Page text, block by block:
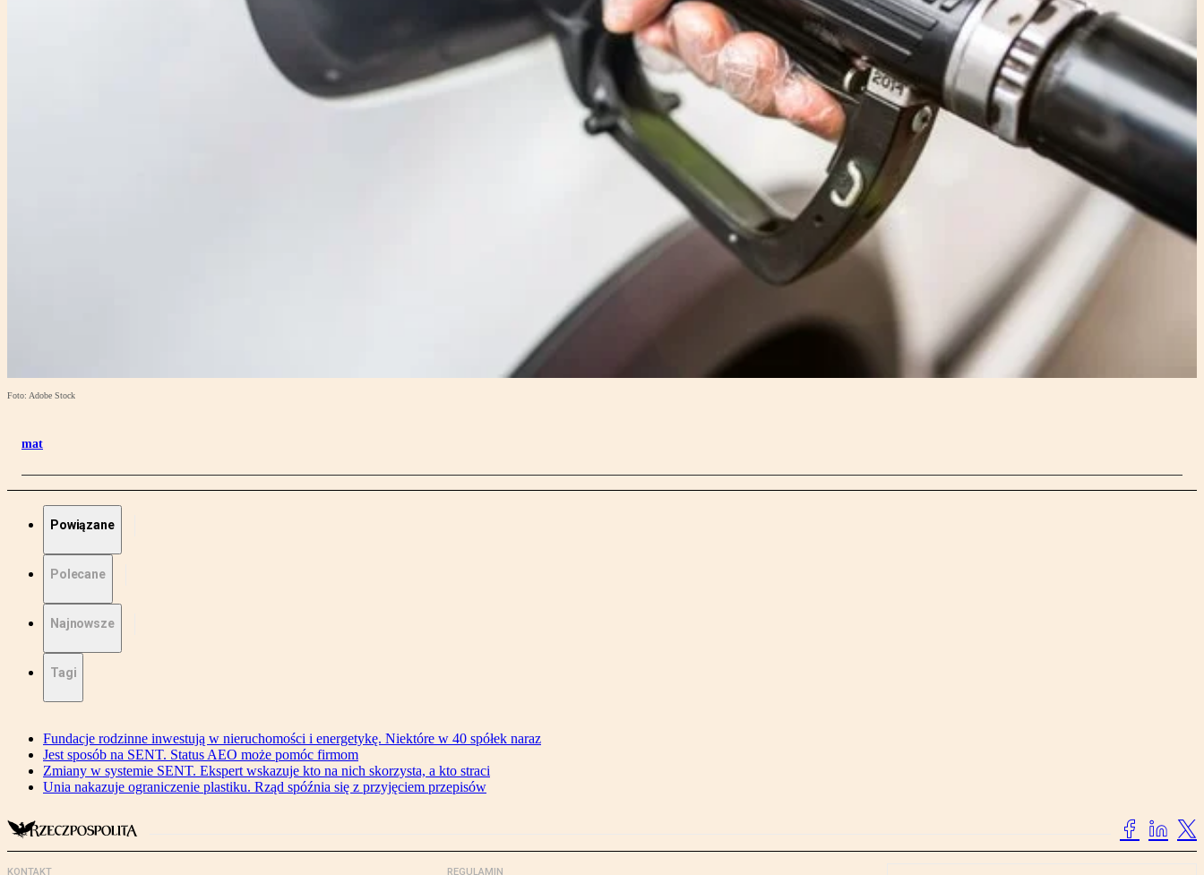
Foto: Adobe Stock
mat
Powiązane
Polecane
Najnowsze
Tagi
Fundacje rodzinne inwestują w nieruchomości i energetykę. Niektóre w 40 spółek naraz
Jest sposób na SENT. Status AEO może pomóc firmom
Zmiany w systemie SENT. Ekspert wskazuje kto na nich skorzysta, a kto straci
Unia nakazuje ograniczenie plastiku. Rząd spóźnia się z przyjęciem przepisów
KONTAKT REGULAMIN